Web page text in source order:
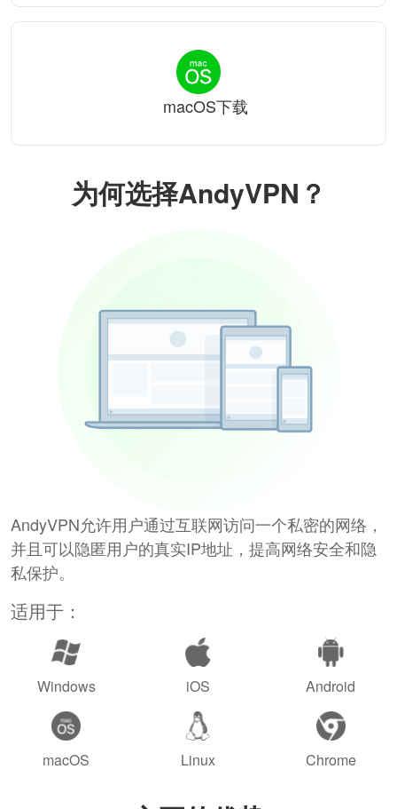
为何选择AndyVPN？
AndyVPN允许用户通过互联网访问一个私密的网络，
并且可以隐匿用户的真实IP地址，提高网络安全和隐
私保护。
适用于：
Windows iOS Android
macOS Linux Chrome
macOS下载